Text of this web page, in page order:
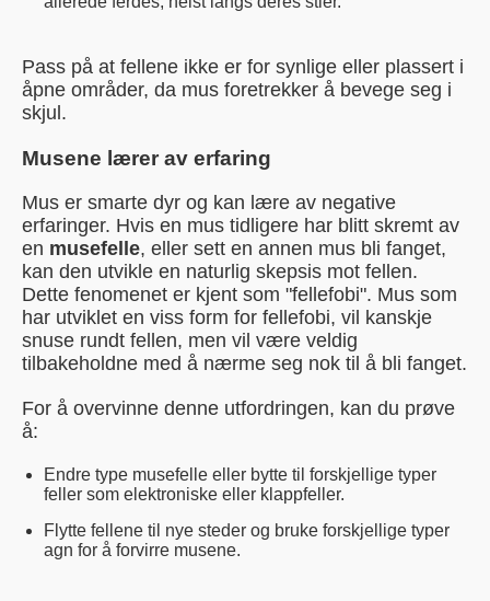
Pass på at fellene ikke er for synlige eller plassert i
åpne områder, da mus foretrekker å bevege seg i
skjul.
Musene lærer av erfaring
Mus er smarte dyr og kan lære av negative
erfaringer. Hvis en mus tidligere har blitt skremt av
en musefelle, eller sett en annen mus bli fanget,
kan den utvikle en naturlig skepsis mot fellen.
Dette fenomenet er kjent som "fellefobi". Mus som
har utviklet en viss form for fellefobi, vil kanskje
snuse rundt fellen, men vil være veldig
tilbakeholdne med å nærme seg nok til å bli fanget.
For å overvinne denne utfordringen, kan du prøve
å:
Endre type musefelle eller bytte til forskjellige typer
feller som elektroniske eller klappfeller.
Flytte fellene til nye steder og bruke forskjellige typer
agn for å forvirre musene.